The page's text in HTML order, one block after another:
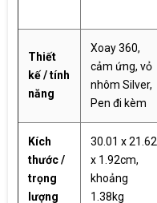
Thiết
kế / tính
năng
Xoay 360,
cảm ứng, vỏ
nhôm Silver,
Pen đi kèm
Kích
thước /
trọng
lượng
30.01 x 21.62
x 1.92cm,
khoảng
1.38kg